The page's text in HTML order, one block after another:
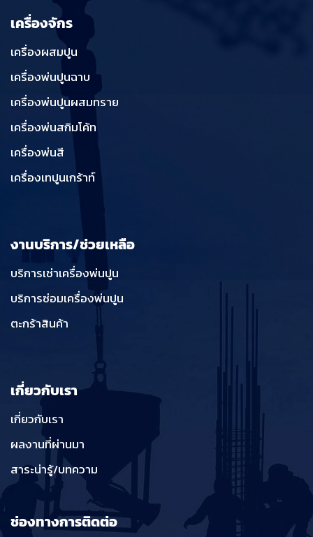
เครื่องจักร
เครื่องผสมปูน
เครื่องพ่นปูนฉาบ
เครื่องพ่นปูนผสมทราย
เครื่องพ่นสกิมโค้ท
เครื่องพ่นสี
เครื่องเทปูนเกร้าท์
งานบริการ/ช่วยเหลือ
บริการเช่าเครื่องพ่นปูน
บริการซ่อมเครื่องพ่นปูน
ตะกร้าสินค้า
เกี่ยวกับเรา
เกี่ยวกับเรา
ผลงานที่ผ่านมา
สาระน่ารู้/บทความ
ช่องทางการติดต่อ